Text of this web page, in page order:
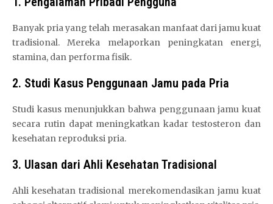
Banyak pria yang telah merasakan manfaat dari jamu kuat
tradisional. Mereka melaporkan peningkatan energi,
stamina, dan performa fisik.
2. Studi Kasus Penggunaan Jamu pada Pria
Studi kasus menunjukkan bahwa penggunaan jamu kuat
secara rutin dapat meningkatkan kadar testosteron dan
kesehatan reproduksi pria.
3. Ulasan dari Ahli Kesehatan Tradisional
Ahli kesehatan tradisional merekomendasikan jamu kuat